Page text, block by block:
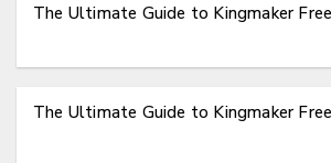
The Ultimate Guide to Kingmaker
The Ultimate Guide to Kingmaker